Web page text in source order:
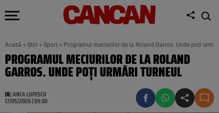
Acasă » Știri » Sport » Programul meciurilor de la Roland Garros. Unde poți
PROGRAMUL MECIURILOR DE LA ROLAND
GARROS. UNDE POȚI URMĂRI TURNEUL
DE:ANCA LUPESCU
17/05/2026 | 09:00